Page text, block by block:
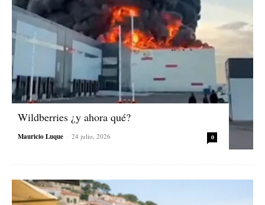
Wildberries ¿y ahora qué?
Mauricio Luque - 24 julio, 2026 0